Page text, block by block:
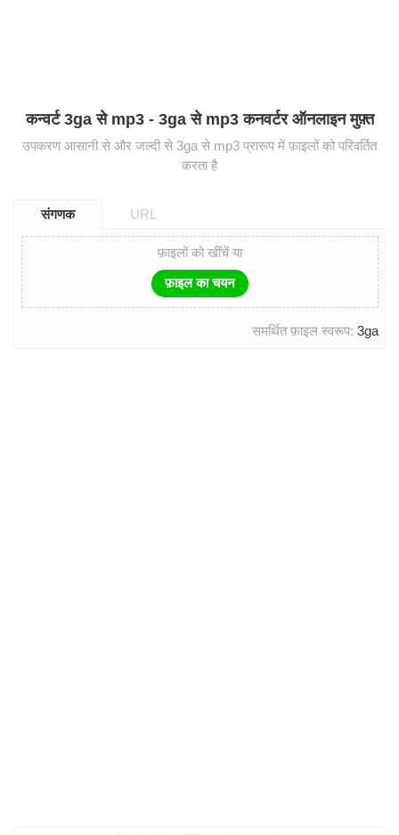
कन्वर्ट 3ga से mp3 - 3ga से mp3 कनवर्टर ऑनलाइन मुफ़्त
उपकरण आसानी से और जल्दी से 3ga से mp3 प्रारूप में फ़ाइलों को परिवर्तित
करता है
संगणक URL
फ़ाइलों को खींचें या
फ़ाइल का चयन
समर्थित फ़ाइल स्वरूप: 3ga